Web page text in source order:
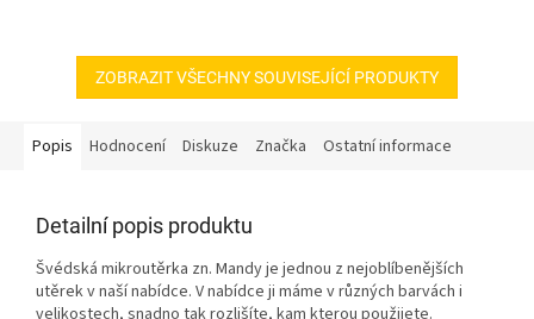
ZOBRAZIT VŠECHNY SOUVISEJÍCÍ PRODUKTY
Popis Hodnocení Diskuze Značka Ostatní informace
Detailní popis produktu
Švédská mikroutěrka zn. Mandy je jednou z nejoblíbenějších
utěrek v naší nabídce. V nabídce ji máme v různých barvách i
velikostech, snadno tak rozlišíte, kam kterou použijete.